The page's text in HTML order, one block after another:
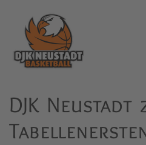
DJK Neustadt